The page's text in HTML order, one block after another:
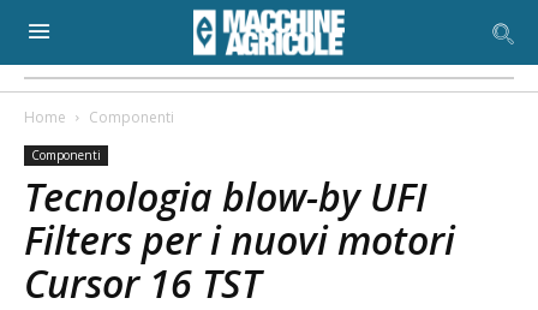
Home Componenti
Componenti
Tecnologia blow-by UFI
Filters per i nuovi motori
Cursor 16 TST